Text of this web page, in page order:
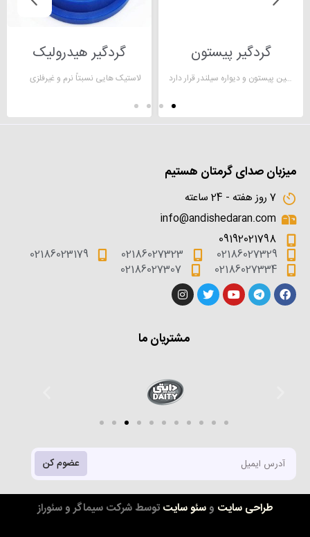
گردگیر پیستون
گردگیر پیستون حلقه تقسیم لاستیکی یا فلزی است که بین پیستون و دیواره سیلندر قرار دارد
گردگیر هیدرولیک
لاستیک هایی نسبتاً نرم و غیرفلزی
میزبان صدای گرمتان هستیم
7 روز هفته - 24 ساعته
info@andishedaran.com
09192021798
02186027329
02186027323
02186023179
02186027334
02186027307
مشتریان ما
عضوم کن
طراحی سایت وسئو سایت توسط شرکت سیماگر و سئوراز